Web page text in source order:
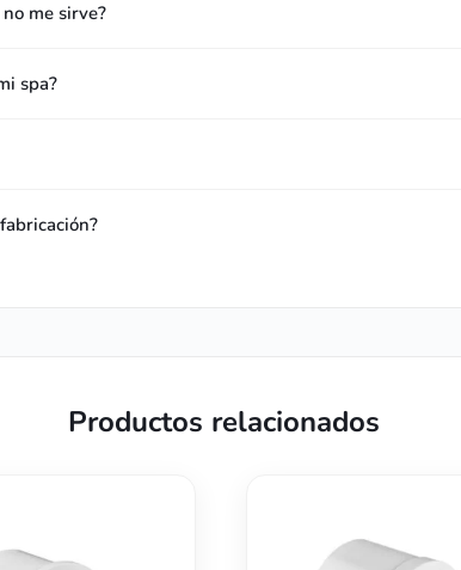
me sirve?
spa?
Productos relacionados